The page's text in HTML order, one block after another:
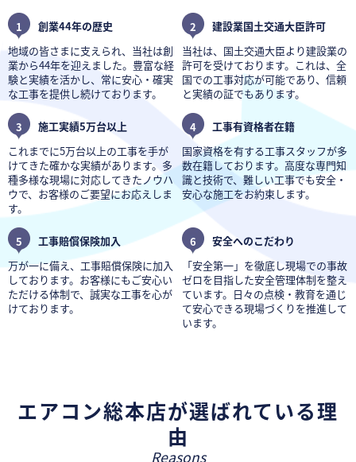
1
創業44年の歴史
地域の皆さまに支えられ、当社は創
業から44年を迎えました。豊富な経
験と実績を活かし、常に安心・確実
な工事を提供し続けております。
2
建設業国土交通大臣許可
当社は、国土交通大臣より建設業の
許可を受けております。これは、全
国での工事対応が可能であり、信頼
と実績の証でもあります。
3
施工実績5万台以上
これまでに5万台以上の工事を手が
けてきた確かな実績があります。多
種多様な現場に対応してきたノウハ
ウで、お客様のご要望にお応えしま
す。
4
工事有資格者在籍
国家資格を有する工事スタッフが多
数在籍しております。高度な専門知
識と技術で、難しい工事でも安全・
安心な施工をお約束します。
5
工事賠償保険加入
万が一に備え、工事賠償保険に加入
しております。お客様にもご安心い
ただける体制で、誠実な工事を心が
けております。
6
安全へのこだわり
「安全第一」を徹底し現場での事故
ゼロを目指した安全管理体制を整え
ています。日々の点検・教育を通じ
て安心できる現場づくりを推進して
います。
エアコン総本店が選ばれている理
由
Reasons